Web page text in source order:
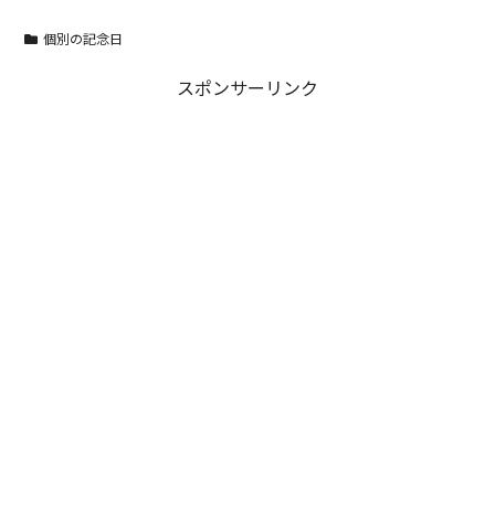
個別の記念日
スポンサーリンク